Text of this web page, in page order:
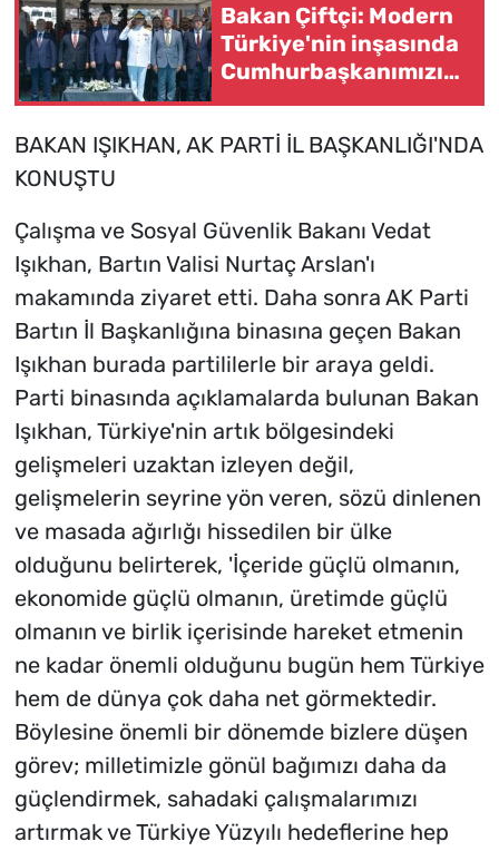
Bakan Çiftçi: Modern
Türkiye'nin inşasında
Cumhurbaşkanımızın
büyük emekleri var (2)
BAKAN IŞIKHAN, AK PARTİ İL BAŞKANLIĞI'NDA
KONUŞTU
Çalışma ve Sosyal Güvenlik Bakanı Vedat
Işıkhan, Bartın Valisi Nurtaç Arslan'ı
makamında ziyaret etti. Daha sonra AK Parti
Bartın İl Başkanlığına binasına geçen Bakan
Işıkhan burada partililerle bir araya geldi.
Parti binasında açıklamalarda bulunan Bakan
Işıkhan, Türkiye'nin artık bölgesindeki
gelişmeleri uzaktan izleyen değil,
gelişmelerin seyrine yön veren, sözü dinlenen
ve masada ağırlığı hissedilen bir ülke
olduğunu belirterek, 'İçeride güçlü olmanın,
ekonomide güçlü olmanın, üretimde güçlü
olmanın ve birlik içerisinde hareket etmenin
ne kadar önemli olduğunu bugün hem Türkiye
hem de dünya çok daha net görmektedir.
Böylesine önemli bir dönemde bizlere düşen
görev; milletimizle gönül bağımızı daha da
güçlendirmek, sahadaki çalışmalarımızı
artırmak ve Türkiye Yüzyılı hedeflerine hep